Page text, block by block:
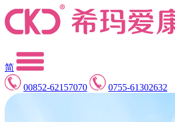
简
00852-62157070
0755-61302632